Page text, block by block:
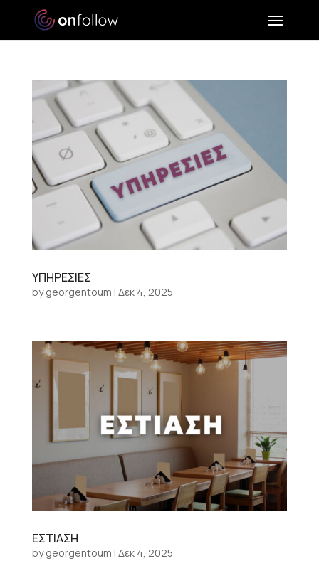
ΥΠΗΡΕΣΙΕΣ
bygeorgentoum | Δεκ 4, 2025
ΕΣΤΙΑΣΗ
bygeorgentoum | Δεκ 4, 2025